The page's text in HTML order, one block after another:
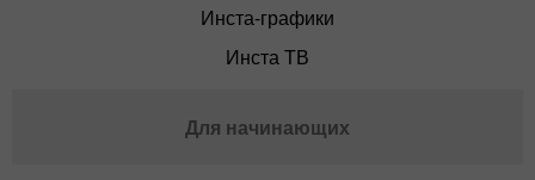
Инста-графики
Инста ТВ
Для начинающих